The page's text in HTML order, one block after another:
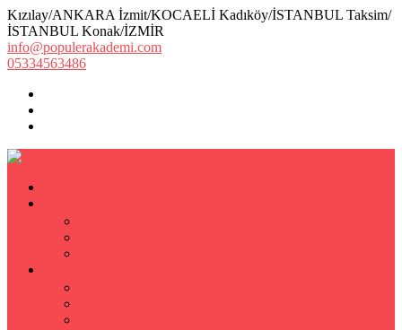
Kızılay/ANKARA İzmit/KOCAELİ Kadıköy/İSTANBUL Taksim/
İSTANBUL Konak/İZMİR
info@populerakademi.com
05334563486